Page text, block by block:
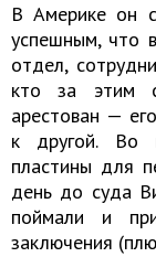
В Америке он
успешным, что
отдел,
кто за этим
арестован —
к другой. Во
пластины для
день до суда
поймали и
заключения